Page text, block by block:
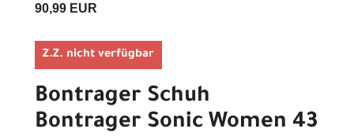
90,99 EUR
Z.Z. nicht verfügbar
Bontrager Schuh
Bontrager Sonic Women 43